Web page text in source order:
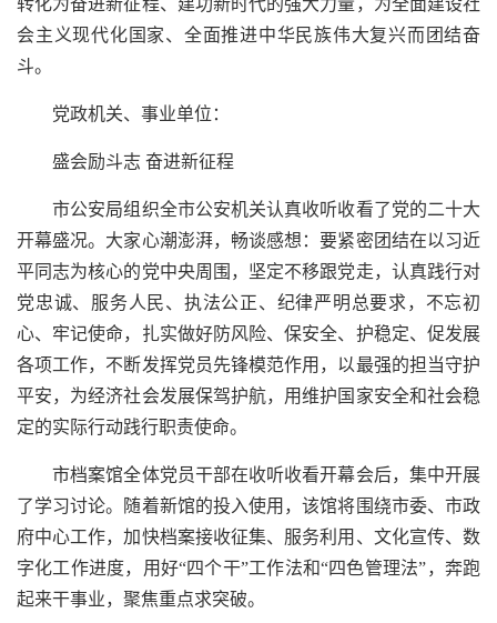
转化为奋进新征程、建功新时代的强大力量，为全面建设社
会主义现代化国家、全面推进中华民族伟大复兴而团结奋
斗。
党政机关、事业单位：
盛会励斗志 奋进新征程
市公安局组织全市公安机关认真收听收看了党的二十大
开幕盛况。大家心潮澎湃，畅谈感想：要紧密团结在以习近
平同志为核心的党中央周围，坚定不移跟党走，认真践行对
党忠诚、服务人民、执法公正、纪律严明总要求，不忘初
心、牢记使命，扎实做好防风险、保安全、护稳定、促发展
各项工作，不断发挥党员先锋模范作用，以最强的担当守护
平安，为经济社会发展保驾护航，用维护国家安全和社会稳
定的实际行动践行职责使命。
市档案馆全体党员干部在收听收看开幕会后，集中开展
了学习讨论。随着新馆的投入使用，该馆将围绕市委、市政
府中心工作，加快档案接收征集、服务利用、文化宣传、数
字化工作进度，用好“四个干”工作法和“四色管理法”，奔跑
起来干事业，聚焦重点求突破。